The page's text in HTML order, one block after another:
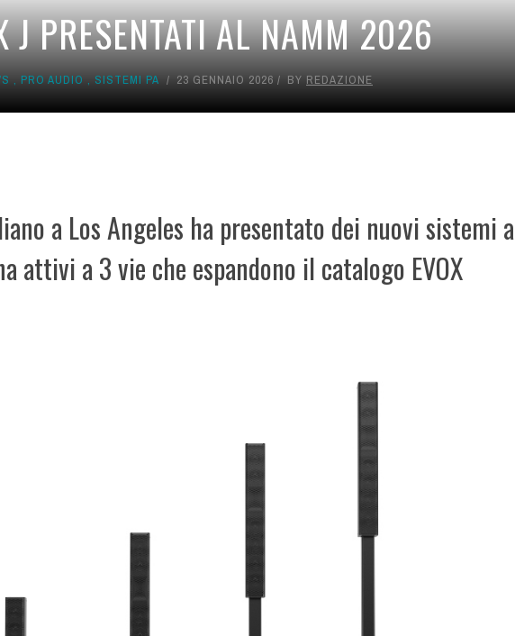
J PRESENTATI AL NAMM 2026
, PRO AUDIO , SISTEMI PA 23 GENNAIO 2026 BY REDAZIONE
a Los Angeles ha presentato dei nuovi sistemi a
attivi a 3 vie che espandono il catalogo EVOX